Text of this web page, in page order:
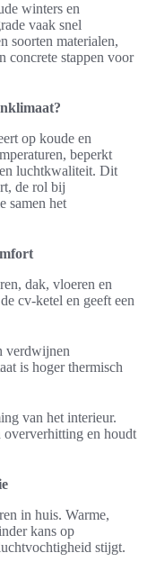
winters en
vaak snel
soorten materialen,
concrete stappen voor
op koude en
beperkt
luchtkwaliteit. Dit
de rol bij
samen het
dak, vloeren en
cv-ketel en geeft een
verdwijnen
is hoger thermisch
van het interieur.
en houdt
in huis. Warme,
kans op
stijgt.